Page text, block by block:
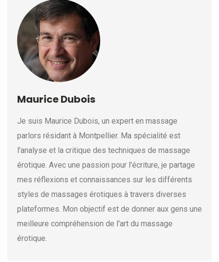
Maurice Dubois
Je suis Maurice Dubois, un expert en massage
parlors résidant à Montpellier. Ma spécialité est
l'analyse et la critique des techniques de massage
érotique. Avec une passion pour l'écriture, je partage
mes réflexions et connaissances sur les différents
styles de massages érotiques à travers diverses
plateformes. Mon objectif est de donner aux gens une
meilleure compréhension de l'art du massage
érotique.